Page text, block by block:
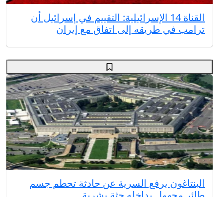
القناة 14 الإسرائيلية: التقييم في إسرائيل أن
ترامب في طريقه إلى اتفاق مع إيران
البنتاغون يرفع السرية عن حادثة تحطم جسم